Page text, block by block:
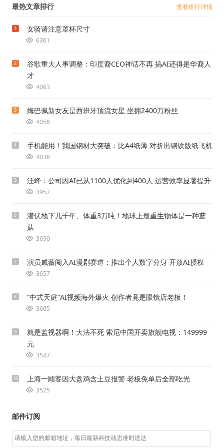
最热文章排行 查看排行详情
1 女骑请注意罩杯尺寸
6361
2
谷歌重大人事调整：印度裔CEO神话不再 搞AI还得是华裔人
才
4063
3 姆巴佩新女友是西班牙顶流女星 坐拥2400万粉丝
4058
4 手机能用！我国钢材大突破：比A4纸薄 对折出钢铁版纸飞机
4038
5 汪峰：公司因AI已从1100人优化到400人 运营效率显著提升
3957
6
潜伏地下几千年、体重3万吨！地球上最重生物体是一种蘑
菇
3690
7 演员戚薇闯入AI漫剧赛道：推出个人数字分身 开放AI授权
3657
8 “中式天庭”AI视频海外爆火 创作者竟是眼镜店老板！
3605
9
就是监视器啊！大法不死 索尼中国开卖旗舰电视：149999
元
3547
10 上海一顾客因大盘鸡含土豆报警 老板免单后全部吃光
3525
邮件订阅